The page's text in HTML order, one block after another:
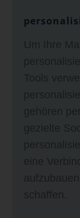
Um Ihre
Tools
gehören
gezielte
eine
schaffen.